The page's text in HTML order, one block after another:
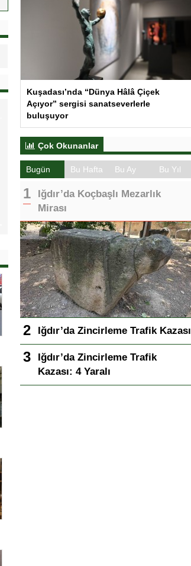
Kuşadası’nda “Dünya Hâlâ Çiçek
Açıyor” sergisi sanatseverlerle
buluşuyor
Çok Okunanlar
Bugün Bu Hafta Bu Ay Bu Yıl
Iğdır’da Koçbaşlı Mezarlık
Mirası
Iğdır’da Zincirleme Trafik Kazası
Iğdır’da Zincirleme Trafik
Kazası: 4 Yaralı